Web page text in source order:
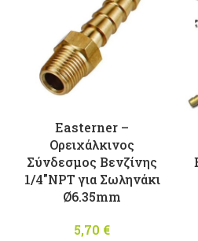
Easterner –
Ορειχάλκινος
Σύνδεσμος Βενζίνης
1/4″NPT για Σωληνάκι
Ø6.35mm
5,70 €